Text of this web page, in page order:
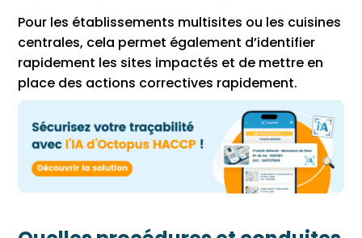
Pour les établissements multisites ou les cuisines
centrales, cela permet également d’identifier
rapidement les sites impactés et de mettre en
place des actions correctives rapidement.